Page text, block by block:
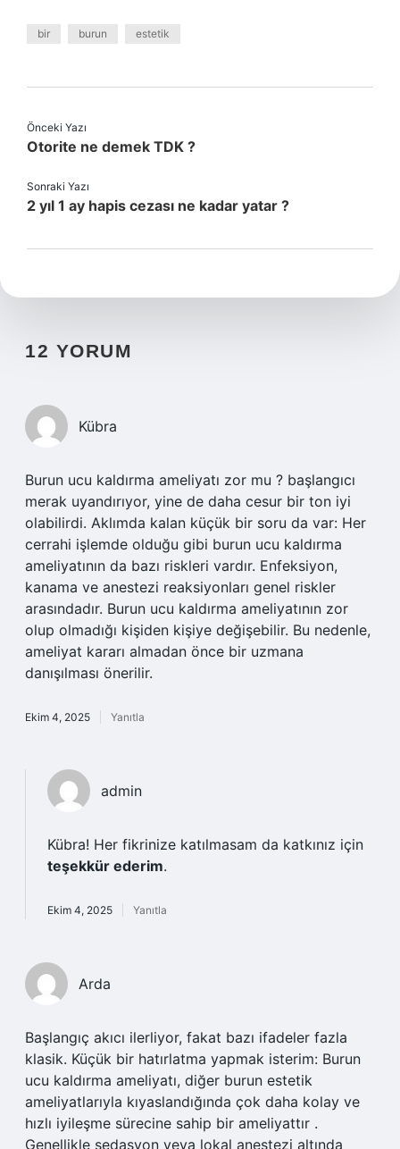
bir burun estetik
Önceki Yazı
Otorite ne demek TDK ?
Sonraki Yazı
2 yıl 1 ay hapis cezası ne kadar yatar ?
12 YORUM
Kübra
Burun ucu kaldırma ameliyatı zor mu ? başlangıcı
merak uyandırıyor, yine de daha cesur bir ton iyi
olabilirdi. Aklımda kalan küçük bir soru da var: Her
cerrahi işlemde olduğu gibi burun ucu kaldırma
ameliyatının da bazı riskleri vardır. Enfeksiyon,
kanama ve anestezi reaksiyonları genel riskler
arasındadır. Burun ucu kaldırma ameliyatının zor
olup olmadığı kişiden kişiye değişebilir. Bu nedenle,
ameliyat kararı almadan önce bir uzmana
danışılması önerilir.
Ekim 4, 2025 Yanıtla
admin
Kübra! Her fikrinize katılmasam da katkınız için
teşekkür ederim.
Ekim 4, 2025 Yanıtla
Arda
Başlangıç akıcı ilerliyor, fakat bazı ifadeler fazla
klasik. Küçük bir hatırlatma yapmak isterim: Burun
ucu kaldırma ameliyatı, diğer burun estetik
ameliyatlarıyla kıyaslandığında çok daha kolay ve
hızlı iyileşme sürecine sahip bir ameliyattır .
Genellikle sedasyon veya lokal anestezi altında